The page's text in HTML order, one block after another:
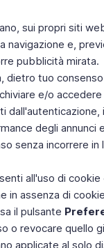
sui propri siti
navigazione e,
pubblicità mirata.
dietro tuo
e/o
degli
senza incorrere
all'uso di
in assenza di
il pulsante
o revocare quello
applicate al solo